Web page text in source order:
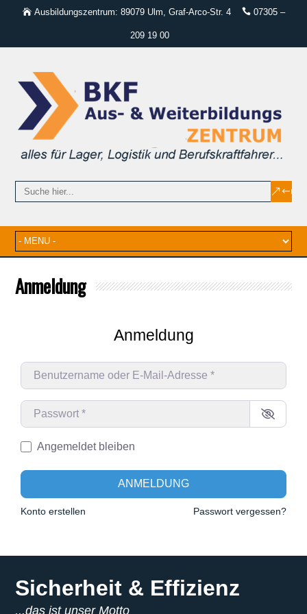
Ausbildungszentrum: 89079 Ulm, Graf-Arco-Str. 4 07305 –
209 19 00
Anmeldung
Anmeldung
Benutzername oder E-Mail-Adresse
Passwort
Angemeldet bleiben
ANMELDUNG
Konto erstellen Passwort vergessen?
Sicherheit & Effizienz
...das ist unser Motto